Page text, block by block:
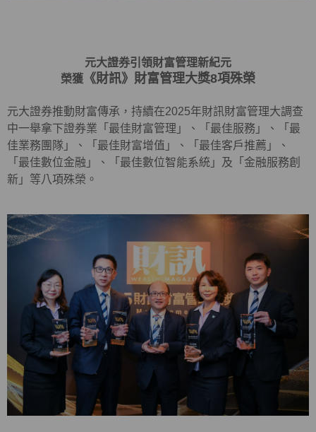
元大證券引領財富管理新紀元
榮獲 《財訊》財富管理大獎8項殊榮
元大證券推動財富傳承，持續在2025年財訊財富管理大調查
中一舉拿下證券業「最佳財富管理」、「最佳服務」、「最
佳業務團隊」、「最佳財富增值」、「最佳客戶推薦」、
「最佳數位金融」、「最佳數位智能系統」及「金融服務創
新」等八項殊榮。